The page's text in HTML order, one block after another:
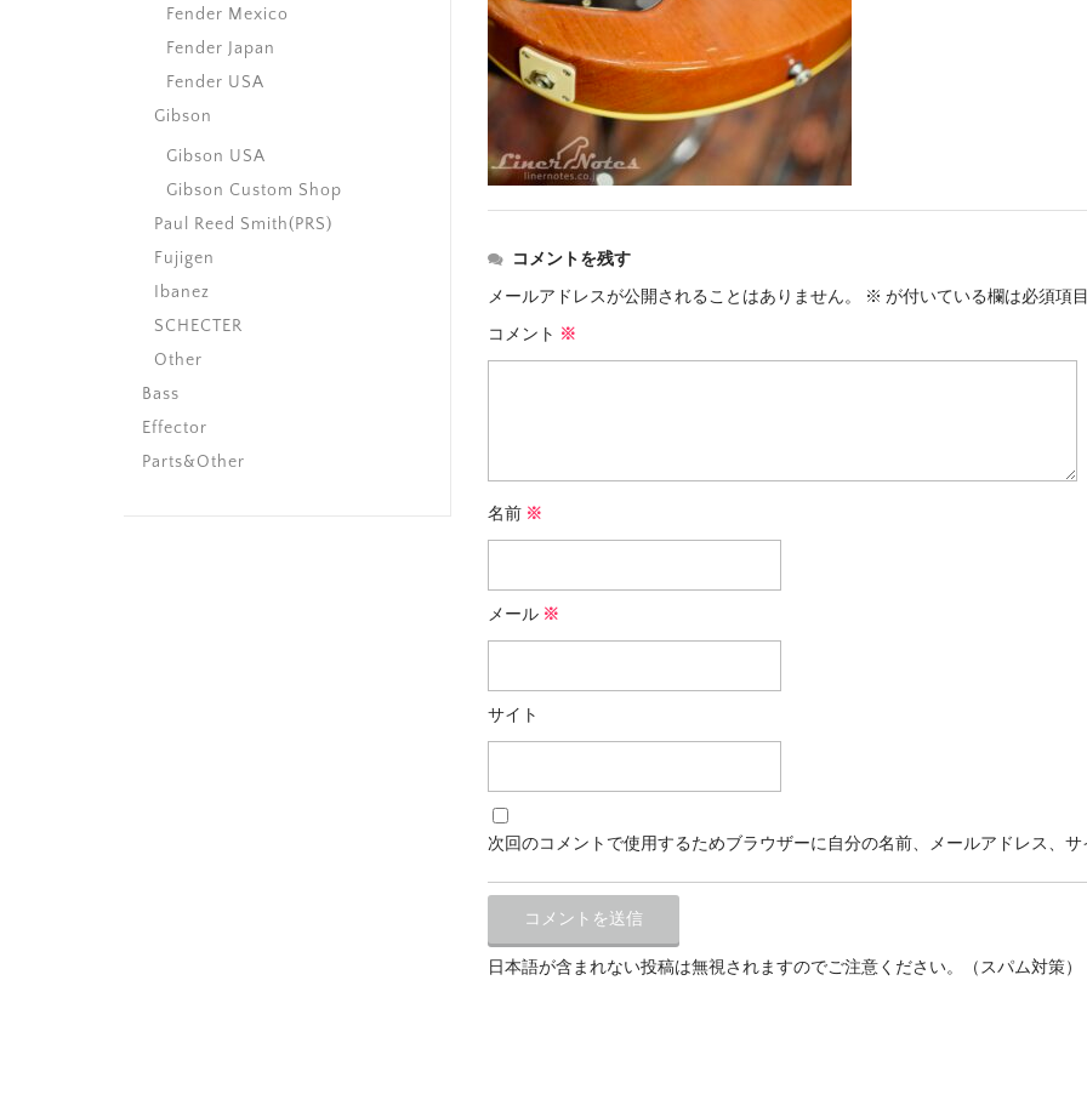
コメントを残す
メールアドレスが公開されることはありません。
※ が付いている欄は必須項
コメント ※
名前 ※
メール ※
サイト
次回のコメントで使用するためブラウザーに自分の名前、メールアドレス、
日本語が含まれない投稿は無視されますのでご注意ください。（スパム対策）
Fender Mexico
Fender Japan
Fender USA
Gibson
Gibson USA
Gibson Custom Shop
Paul Reed Smith(PRS)
Fujigen
Ibanez
SCHECTER
Other
Bass
Effector
Parts&Other